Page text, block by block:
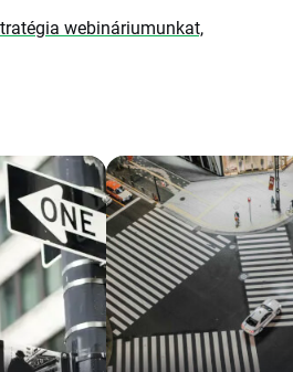
webináriumunkat,